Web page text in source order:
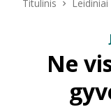
ELVIS atvyksta
Titulinis Leidiniai
Ne